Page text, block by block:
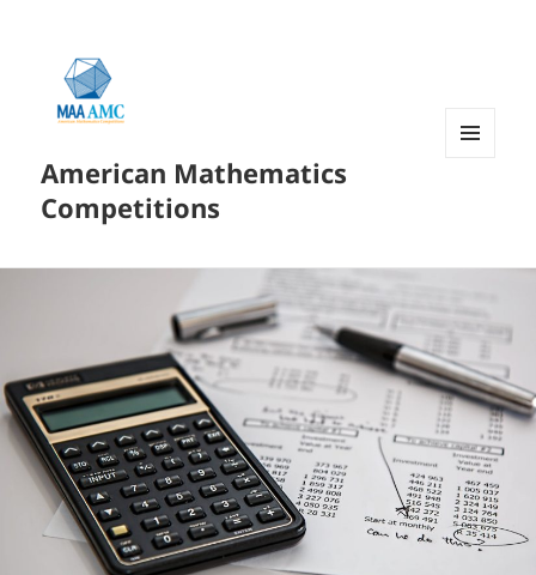
American Mathematics
Competitions